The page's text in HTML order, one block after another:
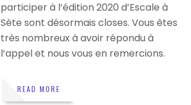
participer à l’édition 2020 d’Escale à
Sète sont désormais closes. Vous êtes
très nombreux à avoir répondu à
l’appel et nous vous en remercions.
READ MORE